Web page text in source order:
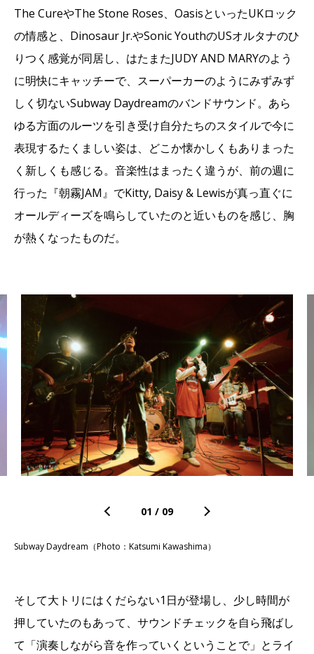
The CureやThe Stone Roses、OasisといったUKロック
の情感と、Dinosaur Jr.やSonic YouthのUSオルタナのひ
りつく感覚が同居し、はたまたJUDY AND MARYのよう
に明快にキャッチーで、スーパーカーのようにみずみず
しく切ないSubway Daydreamのバンドサウンド。あら
ゆる方面のルーツを引き受け自分たちのスタイルで今に
表現するたくましい姿は、どこか懐かしくもありまった
く新しくも感じる。音楽性はまったく違うが、前の週に
行った『朝霧JAM』でKitty, Daisy & Lewisが真っ直ぐに
オールディーズを鳴らしていたのと近いものを感じ、胸
が熱くなったものだ。
01 / 09
Subway Daydream（Photo：Katsumi Kawashima）
そして大トリにはくだらない1日が登場し、少し時間が
押していたのもあって、サウンドチェックを自ら飛ばし
て「演奏しながら音を作っていくということで」とライ